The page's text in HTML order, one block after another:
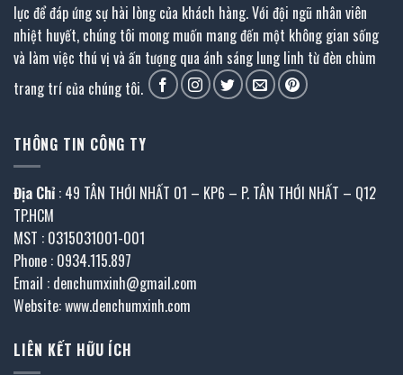
lực để đáp ứng sự hài lòng của khách hàng. Với đội ngũ nhân viên
nhiệt huyết, chúng tôi mong muốn mang đến một không gian sống
và làm việc thú vị và ấn tượng qua ánh sáng lung linh từ đèn chùm
trang trí của chúng tôi.
THÔNG TIN CÔNG TY
Địa Chỉ : 49 TÂN THỚI NHẤT 01 – KP6 – P. TÂN THỚI NHẤT – Q12
TP.HCM
MST : 0315031001-001
Phone : 0934.115.897
Email : denchumxinh@gmail.com
Website: www.denchumxinh.com
LIÊN KẾT HỮU ÍCH